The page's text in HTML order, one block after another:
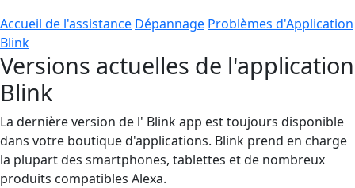
Accueil de l'assistance Dépannage Problèmes d'Application
Blink
Versions actuelles de l'application
Blink
La dernière version de l' Blink app est toujours disponible
dans votre boutique d'applications. Blink prend en charge
la plupart des smartphones, tablettes et de nombreux
produits compatibles Alexa.